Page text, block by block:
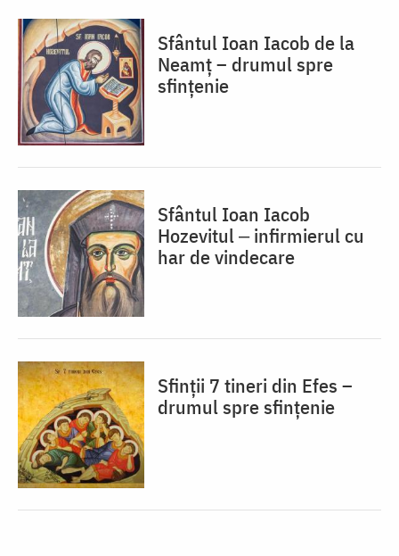
Sfântul Ioan Iacob de la
Neamț – drumul spre
sfințenie
Sfântul Ioan Iacob
Hozevitul ‒ infirmierul cu
har de vindecare
Sfinții 7 tineri din Efes –
drumul spre sfințenie